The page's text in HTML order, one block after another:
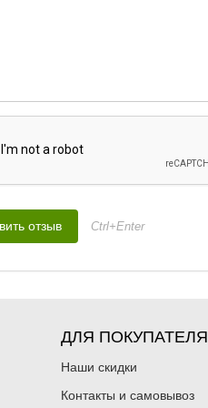
Ctrl+Enter
ДЛЯ ПОКУПАТЕЛЯ
Наши скидки
Контакты и самовывоз